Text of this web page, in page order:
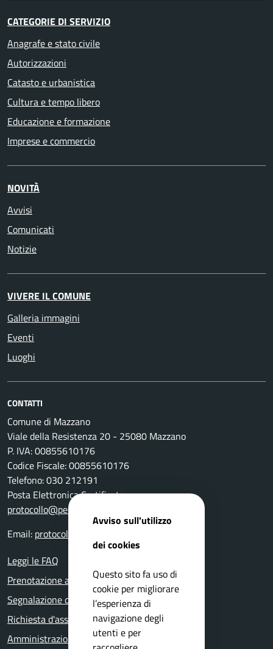
CATEGORIE DI SERVIZIO
Anagrafe e stato civile
Autorizzazioni
Catasto e urbanistica
Cultura e tempo libero
Educazione e formazione
Imprese e commercio
NOVITÀ
Avvisi
Comunicati
Notizie
VIVERE IL COMUNE
Galleria immagini
Eventi
Luoghi
CONTATTI
Comune di Mazzano
Viale della Resistenza 20 - 25080 Mazzano
P. IVA: 00855610176
Codice Fiscale: 00855610176
Telefono: 030 212191
Posta Elettronica Certificata:
protocollo@pec.comune.mazzano.bs.it
Email: protocollo@comune.mazzano.bs.it
Leggi le FAQ
Prenotazione appuntamento
Segnalazione disservizio
Richiesta d'assistenza
Amministrazione trasparente
Avviso sull'utilizzo
dei cookies
Questo sito fa uso di
cookie per migliorare
l’esperienza di
navigazione degli
utenti e per